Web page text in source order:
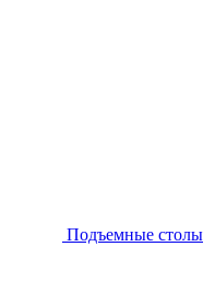
Подъемные столы